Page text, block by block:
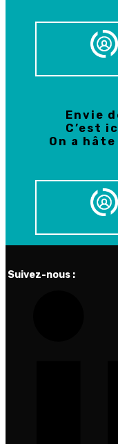
Envie
C’est
On a
Suivez-nous :